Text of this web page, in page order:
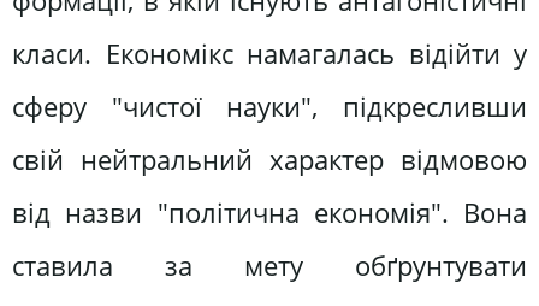
класи. Економікс намагалась відійти у
сферу "чистої науки", підкресливши
свій нейтральний характер відмовою
від назви "політична економія". Вона
ставила за мету обґрунтувати